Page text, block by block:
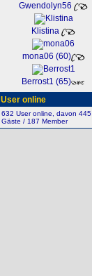
Gwendolyn56
Klistina
mona06 (60)
Berrost1 (65)
User online
632 User online, davon 445
Gäste / 187 Member